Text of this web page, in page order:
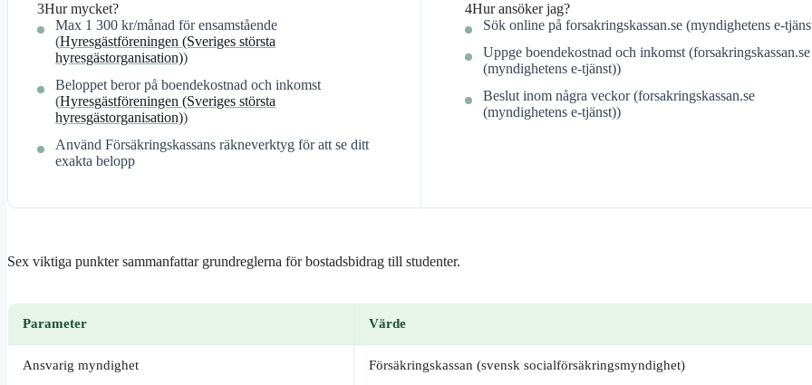
3Hur mycket?
Max 1 300 kr/månad för ensamstående
(Hyresgästföreningen (Sveriges största
hyresgästorganisation))
Beloppet beror på boendekostnad och inkomst
(Hyresgästföreningen (Sveriges största
hyresgästorganisation))
Använd Försäkringskassans räkneverktyg för att se ditt
exakta belopp
4Hur ansöker jag?
Sök online på forsakringskassan.se (myndighetens e-
Uppge boendekostnad och inkomst (forsakringskassan.se
(myndighetens e-tjänst))
Beslut inom några veckor (forsakringskassan.se
(myndighetens e-tjänst))
Sex viktiga punkter sammanfattar grundreglerna för bostadsbidrag till studenter.
Parameter Värde
Ansvarig myndighet Försäkringskassan (svensk socialförsäkringsmyndighet)